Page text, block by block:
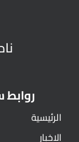
الرئيسية
الاخبار